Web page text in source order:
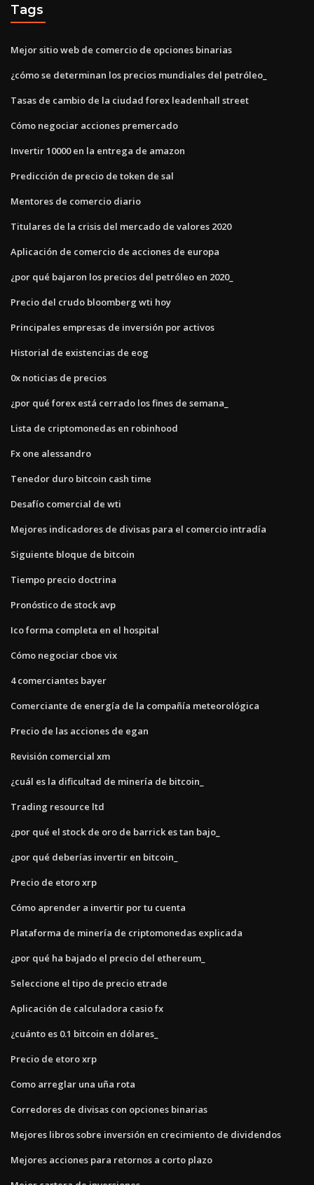
Tags
Mejor sitio web de comercio de opciones binarias
¿cómo se determinan los precios mundiales del petróleo_
Tasas de cambio de la ciudad forex leadenhall street
Cómo negociar acciones premercado
Invertir 10000 en la entrega de amazon
Predicción de precio de token de sal
Mentores de comercio diario
Titulares de la crisis del mercado de valores 2020
Aplicación de comercio de acciones de europa
¿por qué bajaron los precios del petróleo en 2020_
Precio del crudo bloomberg wti hoy
Principales empresas de inversión por activos
Historial de existencias de eog
0x noticias de precios
¿por qué forex está cerrado los fines de semana_
Lista de criptomonedas en robinhood
Fx one alessandro
Tenedor duro bitcoin cash time
Desafío comercial de wti
Mejores indicadores de divisas para el comercio intradía
Siguiente bloque de bitcoin
Tiempo precio doctrina
Pronóstico de stock avp
Ico forma completa en el hospital
Cómo negociar cboe vix
4 comerciantes bayer
Comerciante de energía de la compañía meteorológica
Precio de las acciones de egan
Revisión comercial xm
¿cuál es la dificultad de minería de bitcoin_
Trading resource ltd
¿por qué el stock de oro de barrick es tan bajo_
¿por qué deberías invertir en bitcoin_
Precio de etoro xrp
Cómo aprender a invertir por tu cuenta
Plataforma de minería de criptomonedas explicada
¿por qué ha bajado el precio del ethereum_
Seleccione el tipo de precio etrade
Aplicación de calculadora casio fx
¿cuánto es 0.1 bitcoin en dólares_
Precio de etoro xrp
Como arreglar una uña rota
Corredores de divisas con opciones binarias
Mejores libros sobre inversión en crecimiento de dividendos
Mejores acciones para retornos a corto plazo